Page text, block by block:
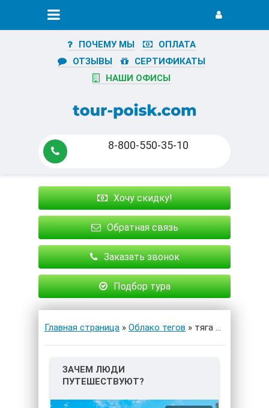
ПОЧЕМУ МЫ
ОПЛАТА
ОТЗЫВЫ
СЕРТИФИКАТЫ
НАШИ ОФИСЫ
8-800-550-35-10
Хочу скидку!
Обратная связь
Заказать звонок
Подбор тура
Главная страница » Облако тегов » тяга к путешествию
ЗАЧЕМ ЛЮДИ
ПУТЕШЕСТВУЮТ?